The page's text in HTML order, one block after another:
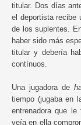
titular. Dos días
el deportista recibe
de los suplentes.
haber sido más
titular y debería
contínuos.
Una jugadora de
tiempo (jugaba en
entrenadora que
veía en ella